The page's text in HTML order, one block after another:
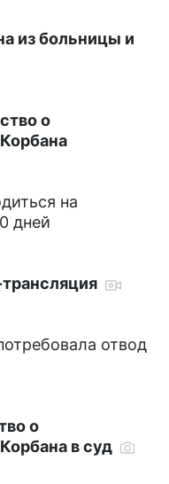
из больницы и
о
на
дней
отвод
о
в суд